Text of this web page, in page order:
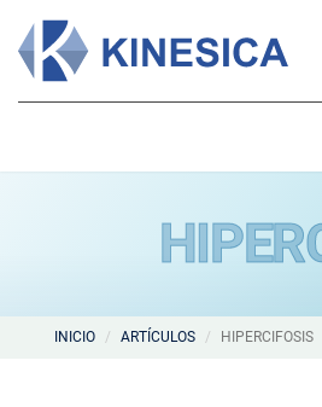
INICIO ARTÍCULOS HIPERCIFOSIS